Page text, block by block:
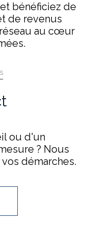
bénéficiez de
de revenus
au cœur
ou d'un
? Nous
démarches.